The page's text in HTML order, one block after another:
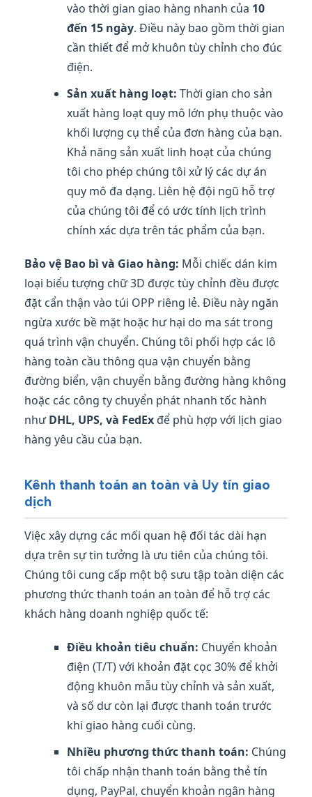
vào thời gian giao hàng nhanh của 10
đến 15 ngày. Điều này bao gồm thời gian
cần thiết để mở khuôn tùy chỉnh cho đúc
điện.
Sản xuất hàng loạt: Thời gian cho sản
xuất hàng loạt quy mô lớn phụ thuộc vào
khối lượng cụ thể của đơn hàng của bạn.
Khả năng sản xuất linh hoạt của chúng
tôi cho phép chúng tôi xử lý các dự án
quy mô đa dạng. Liên hệ đội ngũ hỗ trợ
của chúng tôi để có ước tính lịch trình
chính xác dựa trên tác phẩm của bạn.
Bảo vệ Bao bì và Giao hàng: Mỗi chiếc dán kim
loại biểu tượng chữ 3D được tùy chỉnh đều được
đặt cẩn thận vào túi OPP riêng lẻ. Điều này ngăn
ngừa xước bề mặt hoặc hư hại do ma sát trong
quá trình vận chuyển. Chúng tôi phối hợp các lô
hàng toàn cầu thông qua vận chuyển bằng
đường biển, vận chuyển bằng đường hàng không
hoặc các công ty chuyển phát nhanh tốc hành
nhưDHL, UPS, và FedExđể phù hợp với lịch giao
hàng yêu cầu của bạn.
Kênh thanh toán an toàn và Uy tín giao
dịch
Việc xây dựng các mối quan hệ đối tác dài hạn
dựa trên sự tin tưởng là ưu tiên của chúng tôi.
Chúng tôi cung cấp một bộ sưu tập toàn diện các
phương thức thanh toán an toàn để hỗ trợ các
khách hàng doanh nghiệp quốc tế:
Điều khoản tiêu chuẩn: Chuyển khoản
điện (T/T) với khoản đặt cọc 30% để khởi
động khuôn mẫu tùy chỉnh và sản xuất,
và số dư còn lại được thanh toán trước
khi giao hàng cuối cùng.
Nhiều phương thức thanh toán: Chúng
tôi chấp nhận thanh toán bằng thẻ tín
dụng, PayPal, chuyển khoản ngân hàng